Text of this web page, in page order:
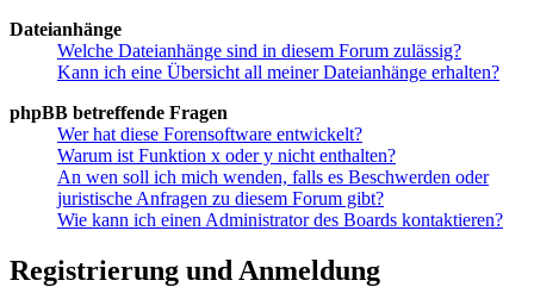
Dateianhänge
Welche Dateianhänge sind in diesem Forum zulässig?
Kann ich eine Übersicht all meiner Dateianhänge erhalten?
phpBB betreffende Fragen
Wer hat diese Forensoftware entwickelt?
Warum ist Funktion x oder y nicht enthalten?
An wen soll ich mich wenden, falls es Beschwerden oder
juristische Anfragen zu diesem Forum gibt?
Wie kann ich einen Administrator des Boards kontaktieren?
Registrierung und Anmeldung